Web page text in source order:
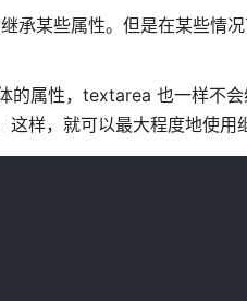
承某些属性。但是在某些
属性，textarea 也一样不
样，就可以最大程度地使用